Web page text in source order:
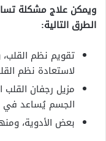
ويمكن علاج مشكلة
الطرق التالية:
تقويم نظم
لاستعادة نظم
الجسم يُساعد في
بعض الأدوية،